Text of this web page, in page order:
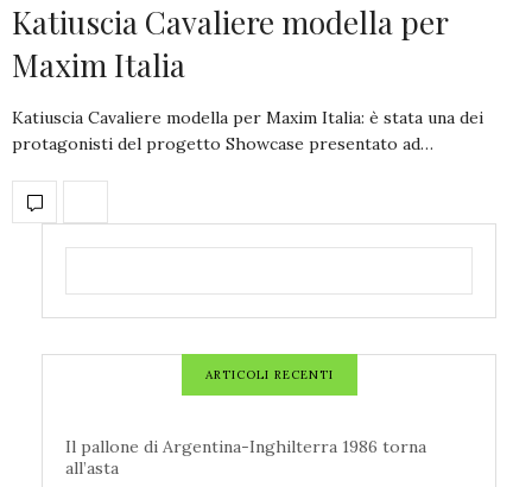
Katiuscia Cavaliere modella per
Maxim Italia
Katiuscia Cavaliere modella per Maxim Italia: è stata una dei
protagonisti del progetto Showcase presentato ad…
ARTICOLI RECENTI
Il pallone di Argentina-Inghilterra 1986 torna
all’asta